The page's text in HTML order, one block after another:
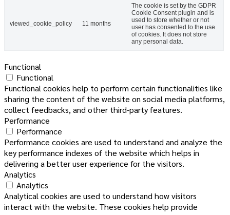
viewed_cookie_policy 11 months
The cookie is set by the GDPR
Cookie Consent plugin and is
used to store whether or not
user has consented to the use
of cookies. It does not store
any personal data.
Functional
Functional
Functional cookies help to perform certain functionalities like
sharing the content of the website on social media platforms,
collect feedbacks, and other third-party features.
Performance
Performance
Performance cookies are used to understand and analyze the
key performance indexes of the website which helps in
delivering a better user experience for the visitors.
Analytics
Analytics
Analytical cookies are used to understand how visitors
interact with the website. These cookies help provide